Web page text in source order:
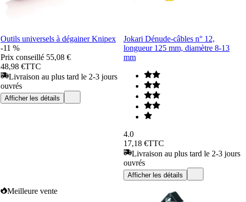
Outils universels à dégainer Knipex
-11 %
Prix conseillé 55,08 €
48,98 €TTC
Livraison au plus tard le 2-3 jours
ouvrés
Afficher les détails
Jokari Dénude-câbles n° 12,
longueur 125 mm, diamètre 8-13
mm
4.0
17,18 €TTC
Livraison au plus tard le 2-3 jours
ouvrés
Afficher les détails
Meilleure vente